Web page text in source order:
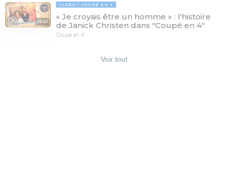
49:44
VIDÉO COUPÉ EN 4
« Je croyais être un homme » : l'histoire
de Janick Christen dans "Coupé en 4"
Coupé en 4
Voir tout